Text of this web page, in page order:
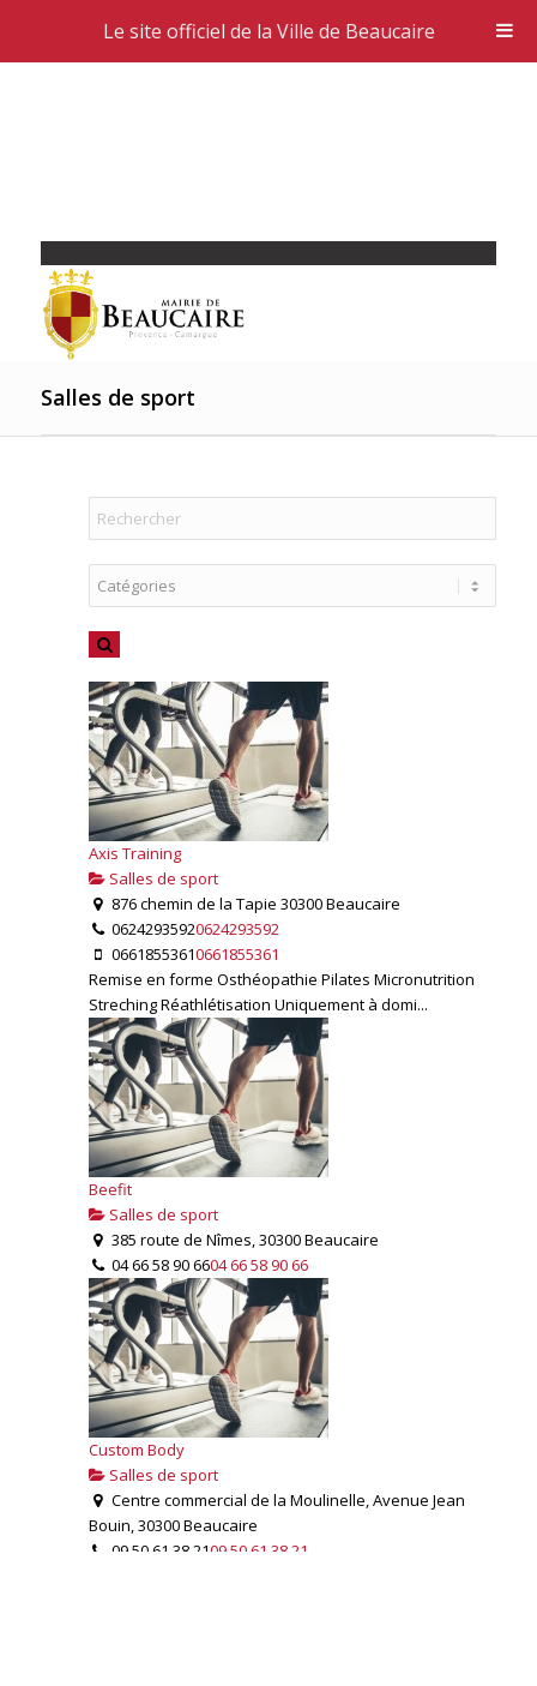
Salles de sport
Axis Training
Salles de sport
876 chemin de la Tapie 30300 Beaucaire
06242935920624293592
06618553610661855361
Remise en forme Osthéopathie Pilates Micronutrition
Streching Réathlétisation Uniquement à domi...
Beefit
Salles de sport
385 route de Nîmes, 30300 Beaucaire
04 66 58 90 6604 66 58 90 66
Custom Body
Salles de sport
Centre commercial de la Moulinelle, Avenue Jean
Bouin, 30300 Beaucaire
09.50.61.38.2109.50.61.38.21
Le site officiel de la Ville de Beaucaire